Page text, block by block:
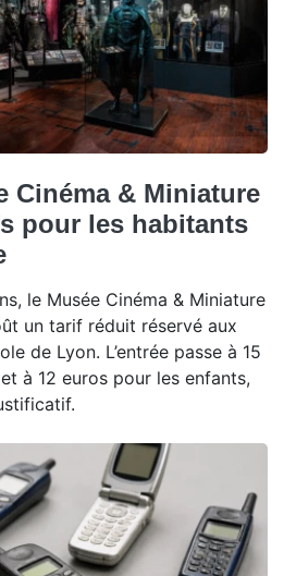
Cinéma & Miniature
pour les habitants
le Musée Cinéma & Miniature
un tarif réduit réservé aux
de Lyon. L’entrée passe à 15
à 12 euros pour les enfants,